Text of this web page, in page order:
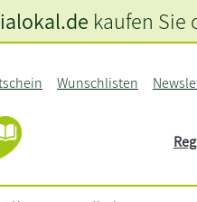
Wunschlisten
kaufen Sie